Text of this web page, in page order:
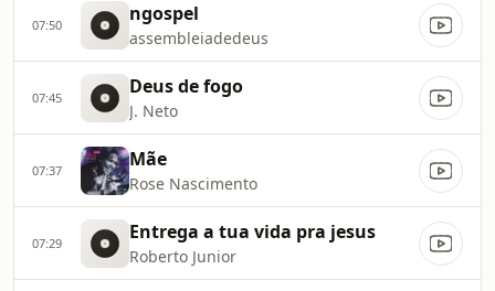
07:50 ngospel
assembleiadedeus
07:45 Deus de fogo
J. Neto
07:37 Mãe
Rose Nascimento
07:29 Entrega a tua vida pra jesus
Roberto Junior